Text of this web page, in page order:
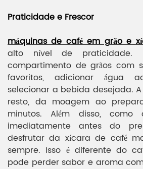
Praticidade e Frescor
máquinas de café em grão e
alto nível de praticidade.
compartimento de grãos com
favoritos, adicionar água
selecionar a bebida desejada.
resto, da moagem ao
minutos. Além disso,
imediatamente antes do
desfrutar da xícara de café
sempre. Isso é diferente do
pode perder sabor e aroma